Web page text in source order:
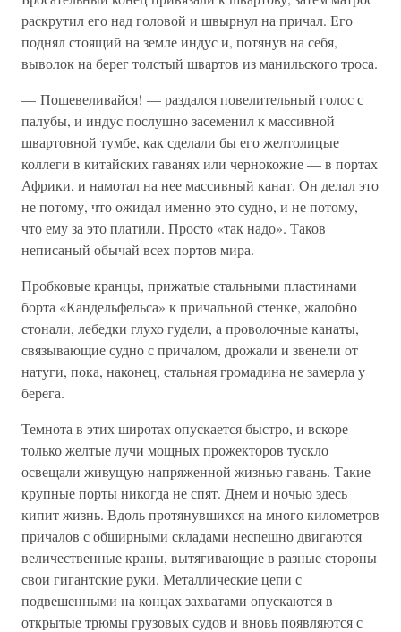
раскрутил его над головой и швырнул на причал. Его
поднял стоящий на земле индус и, потянув на себя,
выволок на берег толстый швартов из манильского троса.
— Пошевеливайся! — раздался повелительный голос с
палубы, и индус послушно засеменил к массивной
швартовной тумбе, как сделали бы его желтолицые
коллеги в китайских гаванях или чернокожие — в портах
Африки, и намотал на нее массивный канат. Он делал это
не потому, что ожидал именно это судно, и не потому,
что ему за это платили. Просто «так надо». Таков
неписаный обычай всех портов мира.
Пробковые кранцы, прижатые стальными пластинами
борта «Кандельфельса» к причальной стенке, жалобно
стонали, лебедки глухо гудели, а проволочные канаты,
связывающие судно с причалом, дрожали и звенели от
натуги, пока, наконец, стальная громадина не замерла у
берега.
Темнота в этих широтах опускается быстро, и вскоре
только желтые лучи мощных прожекторов тускло
освещали живущую напряженной жизнью гавань. Такие
крупные порты никогда не спят. Днем и ночью здесь
кипит жизнь. Вдоль протянувшихся на много километров
причалов с обширными складами неспешно двигаются
величественные краны, вытягивающие в разные стороны
свои гигантские руки. Металлические цепи с
подвешенными на концах захватами опускаются в
открытые трюмы грузовых судов и вновь появляются с